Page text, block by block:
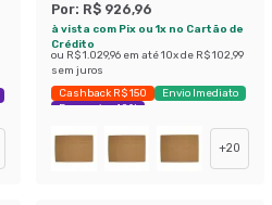
Por: R$ 926,96
à vista com Pix ou 1x no Cartão de
Crédito
ou R$ 1.029,96 em até10x de R$ 102,99
sem juros
Cashback R$ 150
Envio Imediato
Economize 10%
+20